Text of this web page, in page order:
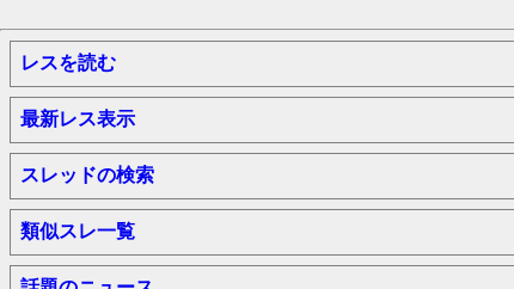
レスを読む
最新レス表示
スレッドの検索
類似スレ一覧